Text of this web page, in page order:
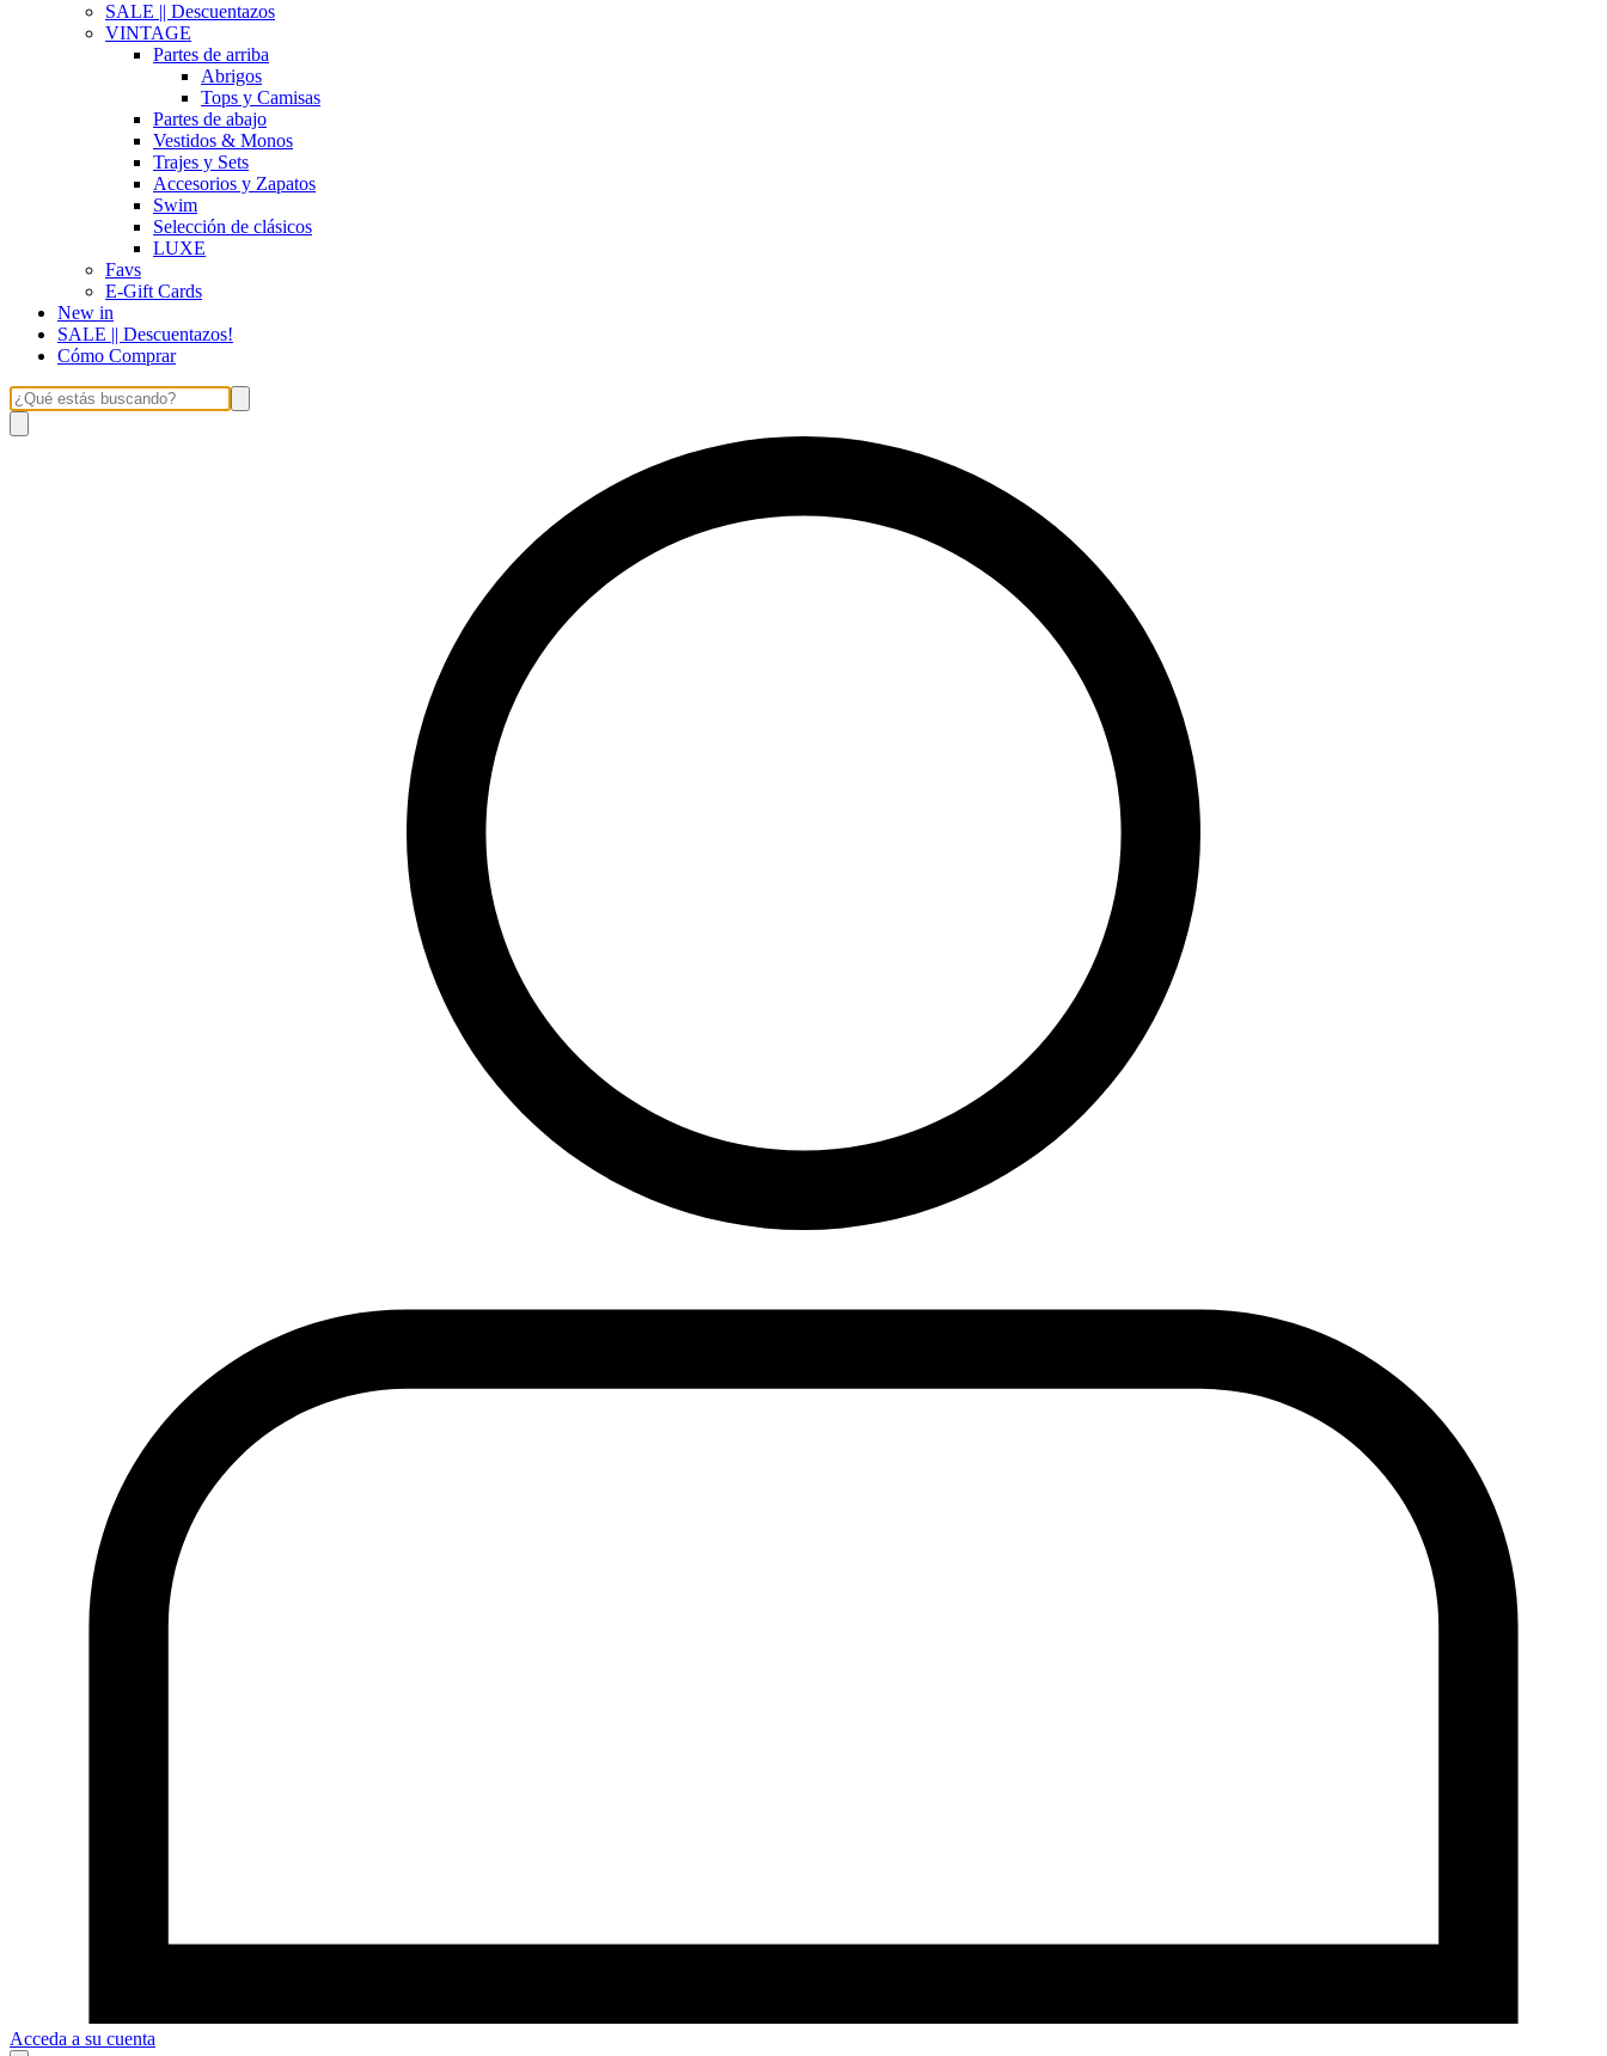
SALE || Descuentazos
VINTAGE
Partes de arriba
Abrigos
Tops y Camisas
Partes de abajo
Vestidos & Monos
Trajes y Sets
Accesorios y Zapatos
Swim
Selección de clásicos
LUXE
Favs
E-Gift Cards
New in
SALE || Descuentazos!
Cómo Comprar
Acceda a su cuenta